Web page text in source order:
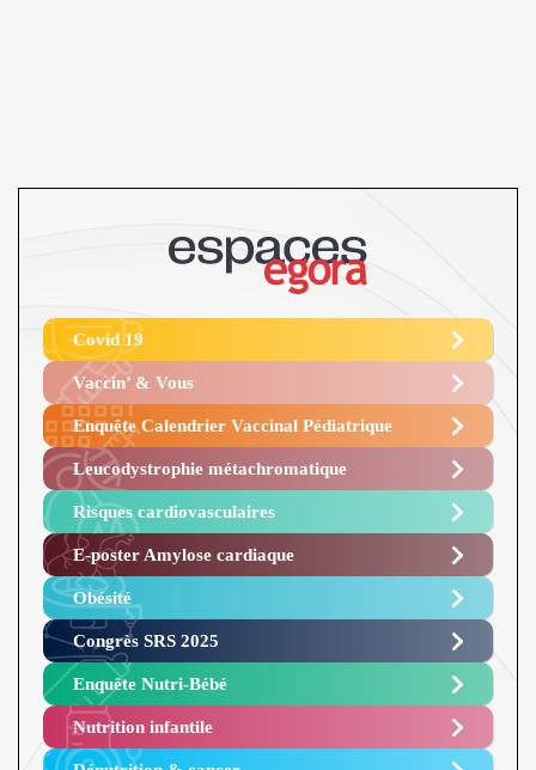
Covid 19
Vaccin’ & Vous
Enquête Calendrier Vaccinal Pédiatrique
Leucodystrophie métachromatique
Risques cardiovasculaires
E-poster Amylose cardiaque ​
Obésité ​
Congrès SRS 2025 ​
Enquête Nutri-Bébé ​
Nutrition infantile